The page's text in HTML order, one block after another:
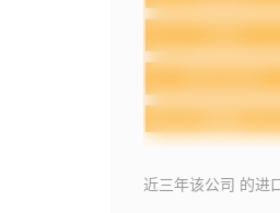
近三年该公司 的进